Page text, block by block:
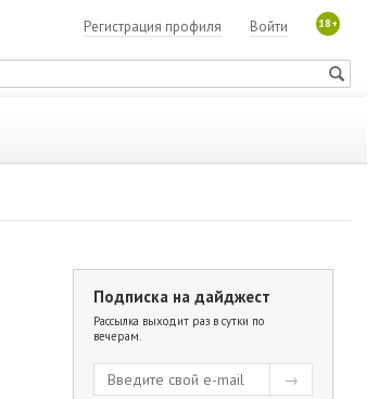
18+
Войти
Регистрация профиля
Подписка на дайджест
Рассылка выходит раз в сутки по
вечерам.